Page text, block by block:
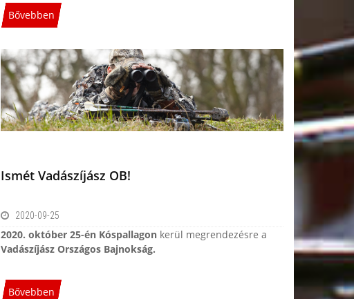
Bővebben
Ismét Vadászíjász OB!
2020-09-25
2020. október 25-én Kóspallagon kerül megrendezésre a
Vadászíjász Országos Bajnokság.
Bővebben